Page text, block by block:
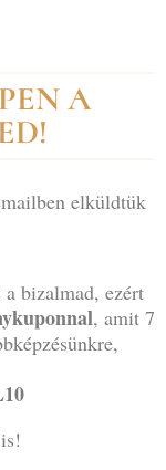
A
elküldtük
a bizalmad, ezért
, amit 7